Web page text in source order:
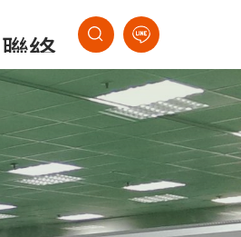
聯絡
我們